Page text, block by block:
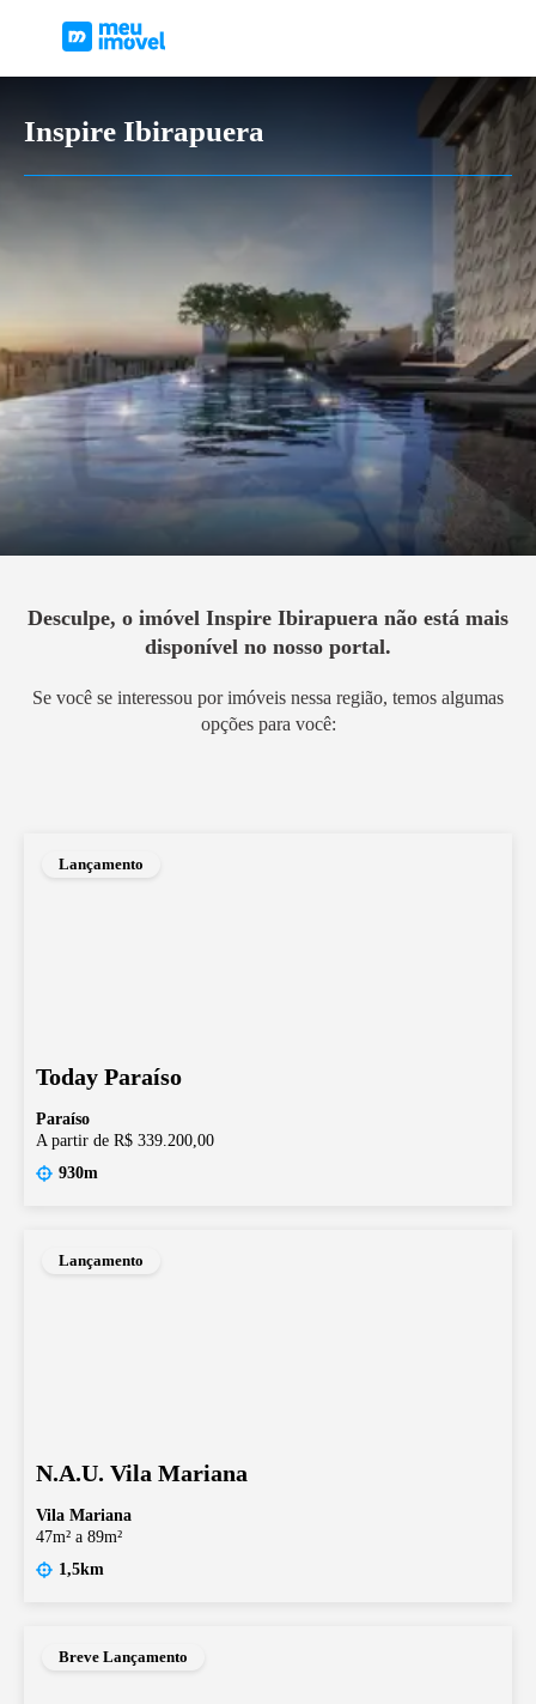
Inspire Ibirapuera
Desculpe, o imóvel Inspire Ibirapuera não está mais
disponível no nosso portal.
Se você se interessou por imóveis nessa região, temos algumas
opções para você:
Lançamento
Today Paraíso
Paraíso
A partir de R$ 339.200,00
930m
Lançamento
N.A.U. Vila Mariana
Vila Mariana
47m² a 89m²
1,5km
Breve Lançamento